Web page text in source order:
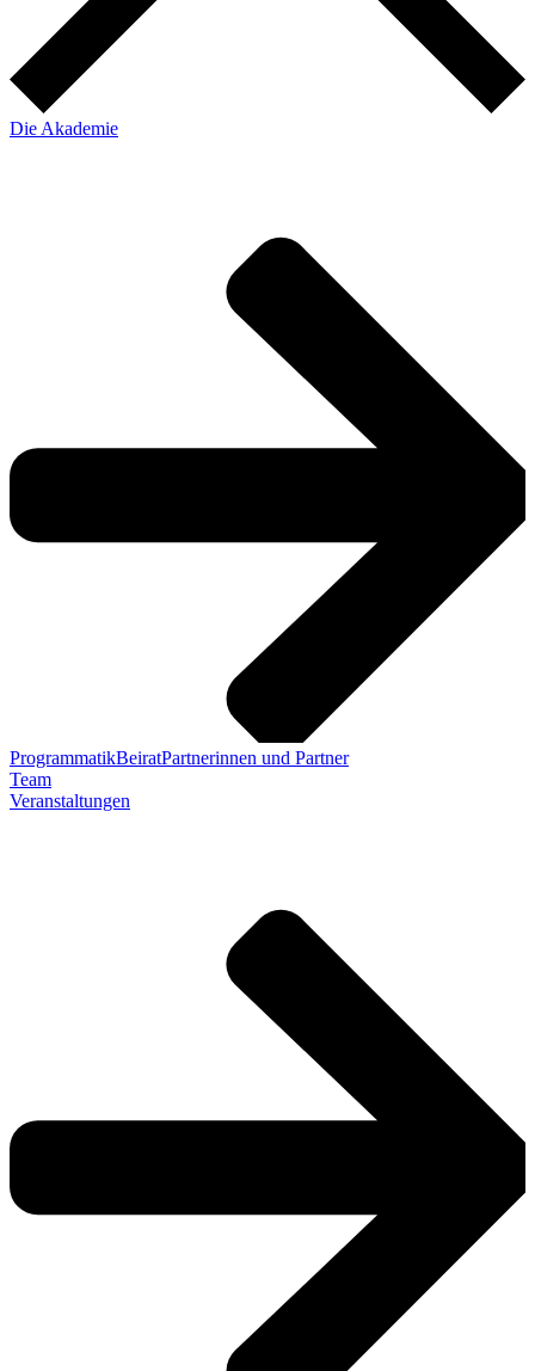
Die Akademie
ProgrammatikBeiratPartnerinnen und Partner
Team
Veranstaltungen